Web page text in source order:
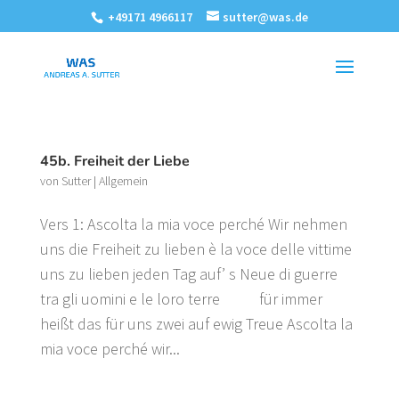
+49171 4966117 sutter@was.de
45b. Freiheit der Liebe
von Sutter| Allgemein
Vers 1: Ascolta la mia voce perché Wir nehmen
uns die Freiheit zu lieben è la voce delle vittime
uns zu lieben jeden Tag auf’ s Neue di guerre
tra gli uomini e le loro terre für immer
heißt das für uns zwei auf ewig Treue Ascolta la
mia voce perché wir...